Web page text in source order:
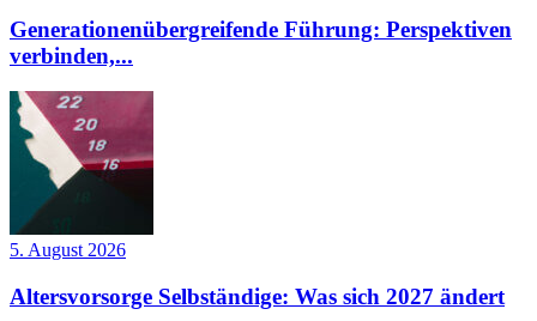
Generationenübergreifende Führung: Perspektiven
verbinden,...
5. August 2026
Altersvorsorge Selbständige: Was sich 2027 ändert